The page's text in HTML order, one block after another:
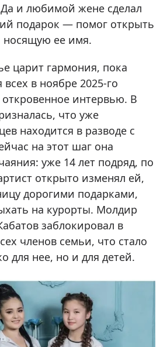
и любимой жене сделал
подарок — помог открыть
носящую ее имя.
царит гармония, пока
в ноябре 2025-го
интервью. В
что уже
находится в разводе с
на этот шаг она
уже 14 лет подряд, по
открыто изменял ей,
дорогими подарками,
на курорты. Молдир
заблокировал в
членов семьи, что стало
для нее, но и для детей.